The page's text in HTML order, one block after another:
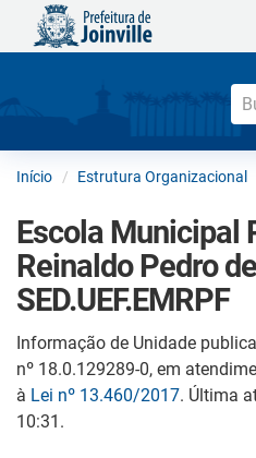
Início Estrutura Organizacional
Escola Municipal
Reinaldo Pedro
SED.UEF.EMRPF
Informação de Unidade
nº 18.0.129289-0, em
à Lei nº 13.460/2017. Última
10:31.